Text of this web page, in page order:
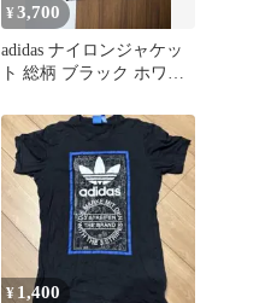
¥3,700
adidas ナイロンジャケッ
ト 総柄 ブラック ホワイ
¥ 1,400